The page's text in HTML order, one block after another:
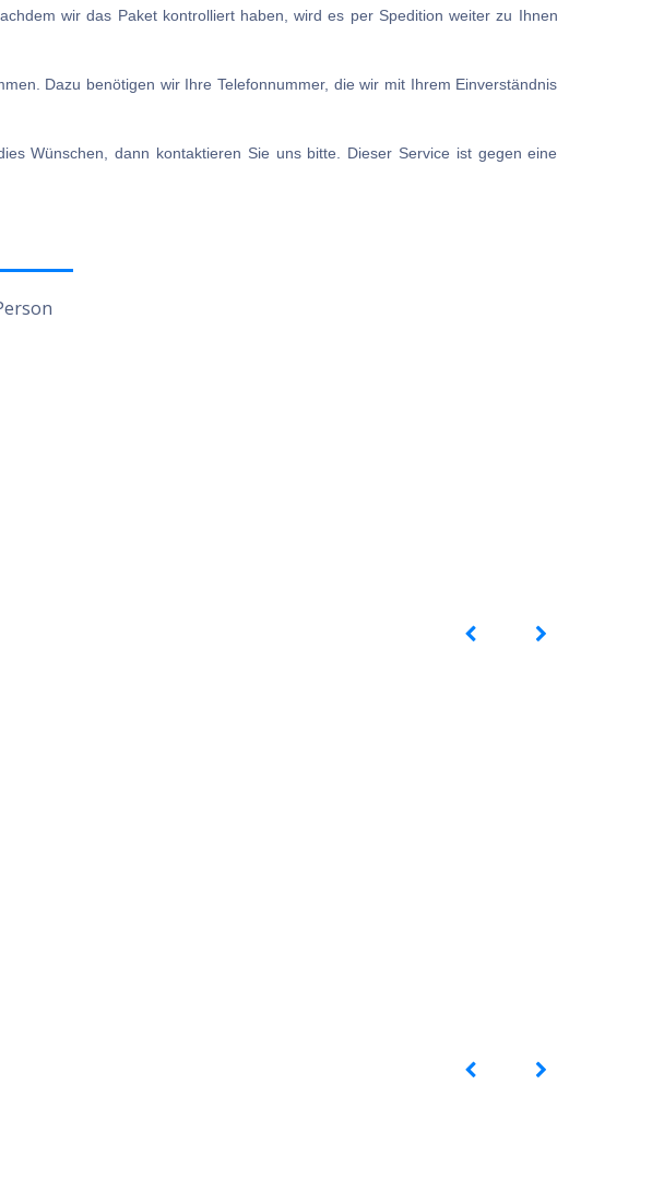
wir das Paket kontrolliert haben, wird es per Spedition weiter zu Ihnen
Dazu benötigen wir Ihre Telefonnummer, die wir mit Ihrem Einverständnis
Wünschen, dann kontaktieren Sie uns bitte. Dieser Service ist gegen eine